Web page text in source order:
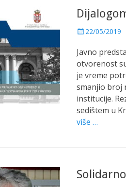
P
s
t
e
d
o
n
22/05/2019
Javno
otvorenost
je vreme
smanjio broj
institucije.
sedištem u
više …